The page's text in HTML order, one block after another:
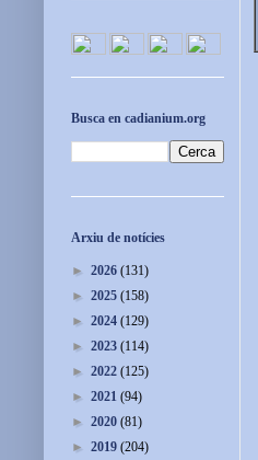
Busca en cadianium.org
Arxiu de notícies
► 2026 (131)
► 2025 (158)
► 2024 (129)
► 2023 (114)
► 2022 (125)
► 2021 (94)
► 2020 (81)
► 2019 (204)